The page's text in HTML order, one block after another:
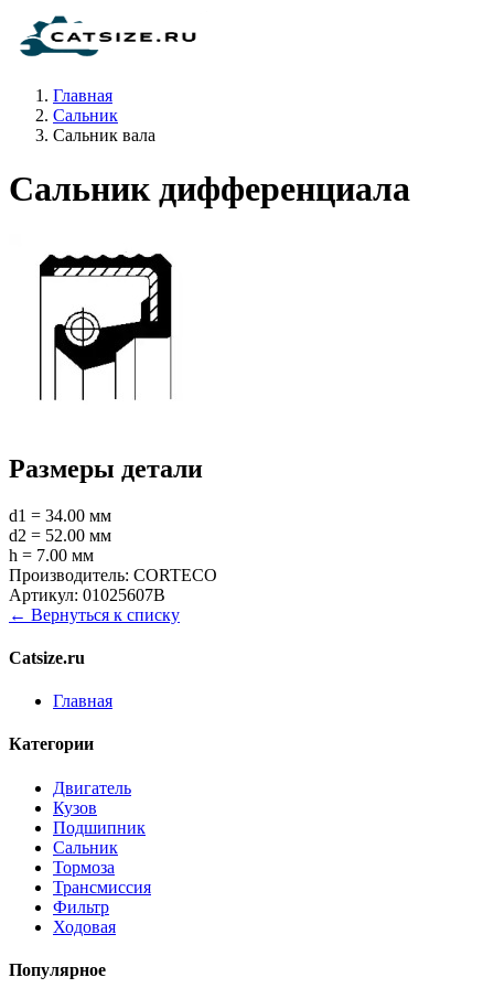
Главная
Сальник
Сальник вала
Сальник дифференциала
Размеры детали
d1 = 34.00 мм
d2 = 52.00 мм
h = 7.00 мм
Производитель: CORTECO
Артикул: 01025607B
← Вернуться к списку
Catsize.ru
Главная
Категории
Двигатель
Кузов
Подшипник
Сальник
Тормоза
Трансмиссия
Фильтр
Ходовая
Популярное